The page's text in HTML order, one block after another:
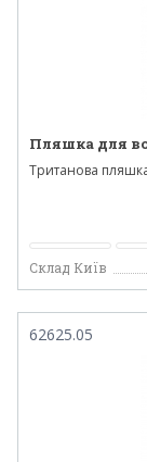
Пляшка для
Тританова
Склад Київ
62625.05